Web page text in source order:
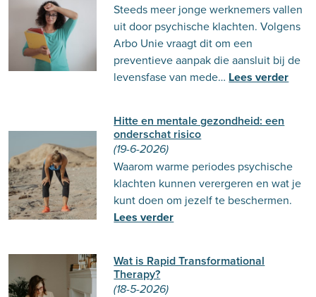
Steeds meer jonge werknemers vallen
uit door psychische klachten. Volgens
Arbo Unie vraagt dit om een
preventieve aanpak die aansluit bij de
levensfase van mede… Lees verder
Hitte en mentale gezondheid: een
onderschat risico
(19-6-2026)
Waarom warme periodes psychische
klachten kunnen verergeren en wat je
kunt doen om jezelf te beschermen.
Lees verder
Wat is Rapid Transformational
Therapy?
(18-5-2026)